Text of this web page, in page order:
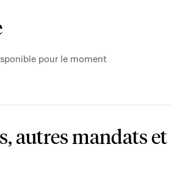
"Toutes les Commissions
pour le moment
autres mandats et